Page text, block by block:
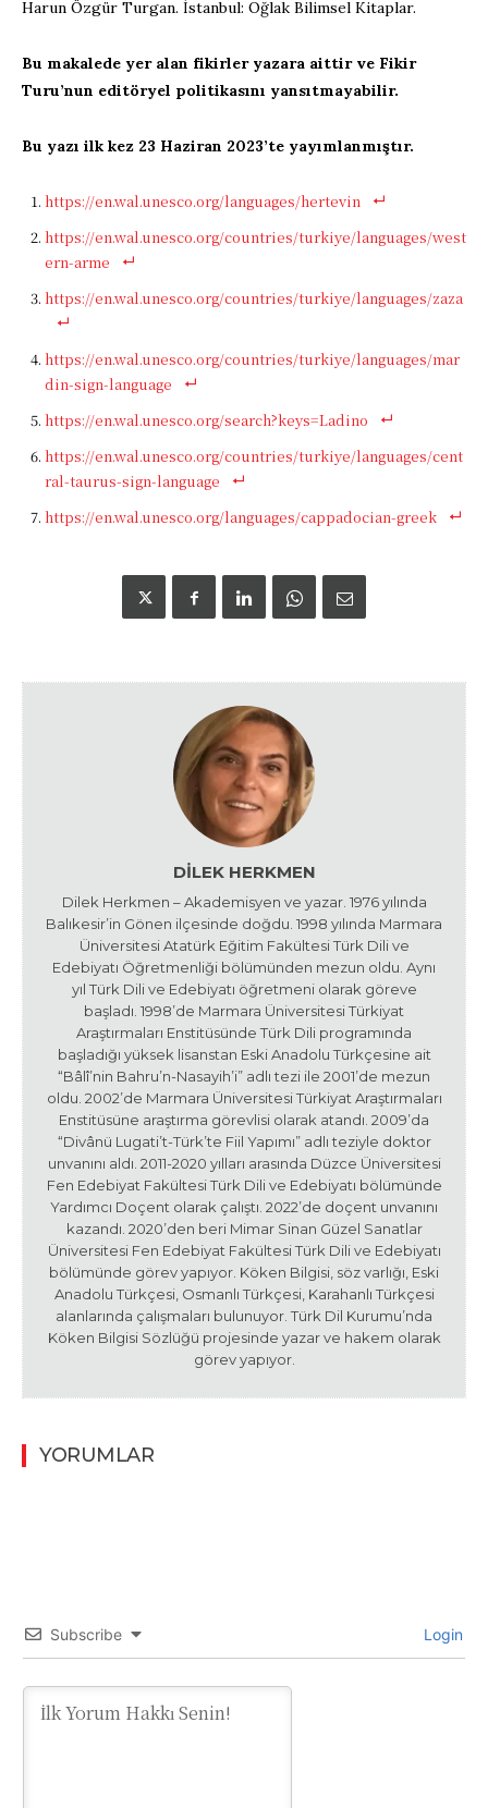
Harun Özgür Turgan. İstanbul: Oğlak Bilimsel Kitaplar.
Bu makalede yer alan fikirler yazara aittir ve Fikir
Turu’nun editöryel politikasını yansıtmayabilir.
Bu yazı ilk kez 23 Haziran 2023’te yayımlanmıştır.
https://en.wal.unesco.org/languages/hertevin
https://en.wal.unesco.org/countries/turkiye/languages/west
ern-arme
https://en.wal.unesco.org/countries/turkiye/languages/zaza
https://en.wal.unesco.org/countries/turkiye/languages/mar
din-sign-language
https://en.wal.unesco.org/search?keys=Ladino
https://en.wal.unesco.org/countries/turkiye/languages/cent
ral-taurus-sign-language
https://en.wal.unesco.org/languages/cappadocian-greek
DILEK HERKMEN
Dilek Herkmen – Akademisyen ve yazar. 1976 yılında
Balıkesir’in Gönen ilçesinde doğdu. 1998 yılında Marmara
Üniversitesi Atatürk Eğitim Fakültesi Türk Dili ve
Edebiyatı Öğretmenliği bölümünden mezun oldu. Aynı
yıl Türk Dili ve Edebiyatı öğretmeni olarak göreve
başladı. 1998’de Marmara Üniversitesi Türkiyat
Araştırmaları Enstitüsünde Türk Dili programında
başladığı yüksek lisanstan Eski Anadolu Türkçesine ait
“Bâlî’nin Bahru’n-Nasayih’i” adlı tezi ile 2001’de mezun
oldu. 2002’de Marmara Üniversitesi Türkiyat Araştırmaları
Enstitüsüne araştırma görevlisi olarak atandı. 2009’da
“Divânü Lugati’t-Türk’te Fiil Yapımı” adlı teziyle doktor
unvanını aldı. 2011-2020 yılları arasında Düzce Üniversitesi
Fen Edebiyat Fakültesi Türk Dili ve Edebiyatı bölümünde
Yardımcı Doçent olarak çalıştı. 2022’de doçent unvanını
kazandı. 2020’den beri Mimar Sinan Güzel Sanatlar
Üniversitesi Fen Edebiyat Fakültesi Türk Dili ve Edebiyatı
bölümünde görev yapıyor. Köken Bilgisi, söz varlığı, Eski
Anadolu Türkçesi, Osmanlı Türkçesi, Karahanlı Türkçesi
alanlarında çalışmaları bulunuyor. Türk Dil Kurumu’nda
Köken Bilgisi Sözlüğü projesinde yazar ve hakem olarak
görev yapıyor.
YORUMLAR
Subscribe Login